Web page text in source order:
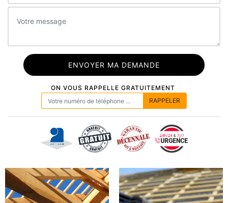
ON VOUS RAPPELLE GRATUITEMENT